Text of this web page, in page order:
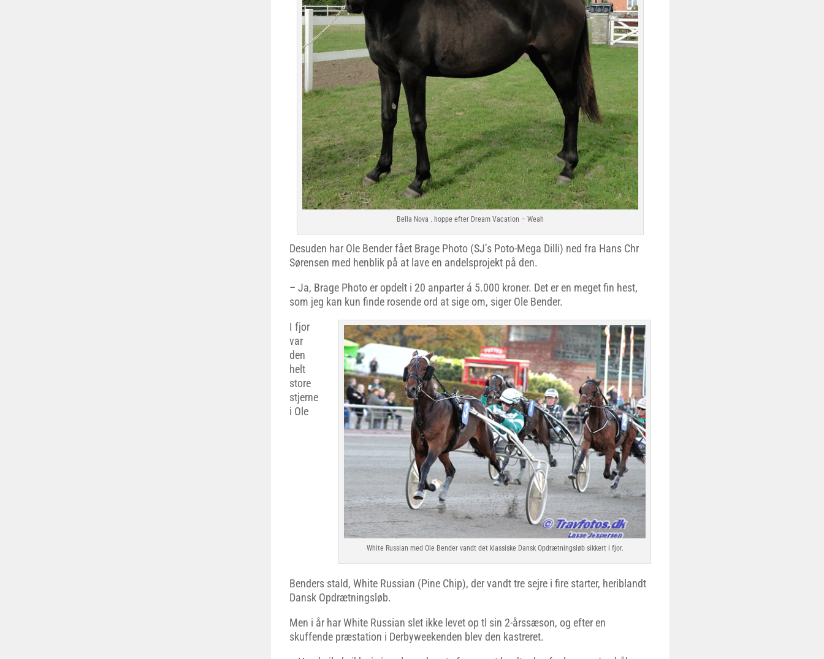
Bella Nova . hoppe efter Dream Vacation – Weah
Desuden har Ole Bender fået Brage Photo (SJ’s Poto-Mega Dilli) ned fra Hans Chr
Sørensen med henblik på at lave en andelsprojekt på den.
– Ja, Brage Photo er opdelt i 20 anparter á 5.000 kroner. Det er en meget fin hest,
som jeg kan kun finde rosende ord at sige om, siger Ole Bender.
White Russian med Ole Bender vandt det klassiske Dansk Opdrætningsløb sikkert i fjor.
I fjor
var
den
helt
store
stjerne
i Ole
Benders stald, White Russian (Pine Chip), der vandt tre sejre i fire starter, heriblandt
Dansk Opdrætningsløb.
Men i år har White Russian slet ikke levet op tl sin 2-årssæson, og efter en
skuffende præstation i Derbyweekenden blev den kastreret.